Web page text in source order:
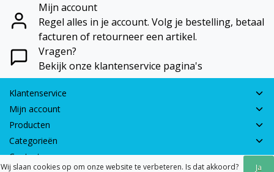
Mijn account
Regel alles in je account. Volg je bestelling, betaal
facturen of retourneer een artikel.
Vragen?
Bekijk onze klantenservice pagina's
Klantenservice
Mijn account
Producten
Categorieën
Contactgegevens
Wij slaan cookies op om onze website te verbeteren. Is dat akkoord? Ja